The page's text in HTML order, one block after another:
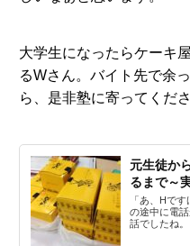
大学生になったらケーキ
るWさん。バイト先で余
ら、是非塾に寄ってくだ
元生徒か
るまで～
「あ、Hで
の途中に電
話でしたね。